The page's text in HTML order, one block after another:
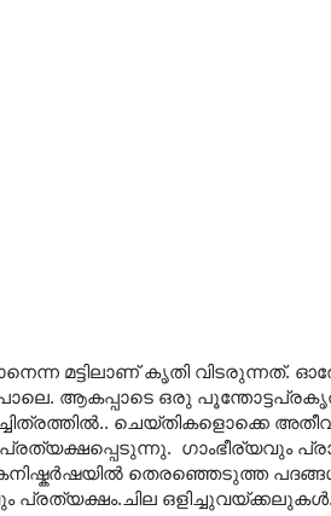
മട്ടിലാണ് കൃതി വിടരുന്നത്.
ആകപ്പാടെ ഒരു
ചെയ്തികളൊക്കെ
ഗാംഭീര്യവും
തെരഞ്ഞെടുത്ത
പ്രത്യക്ഷം.ചില